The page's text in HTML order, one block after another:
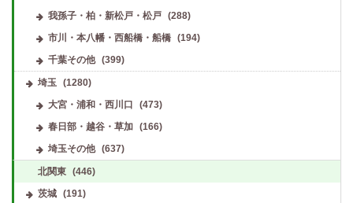
我孫子・柏・新松戸・松戸
(288)
市川・本八幡・西船橋・船橋
(194)
千葉その他
(399)
埼玉 (1280)
大宮・浦和・西川口
(473)
春日部・越谷・草加
(166)
埼玉その他
(637)
北関東 (446)
茨城 (191)